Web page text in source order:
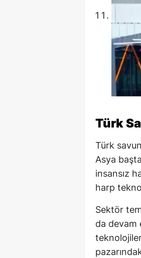
Türk
Türk
Asya
insansız
harp
Sektör
da devam